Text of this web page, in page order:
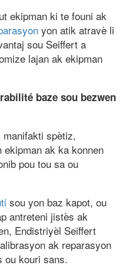
ekipman ki te founi ak
yon atik atravè li
sou Seiffert a
lajan ak ekipman
baze sou bezwen
spètiz,
ak ka konnen
pou tou sa ou
sou yon baz kapot, ou
antreteni jistès ak
Endistriyèl Seiffert
ak reparasyon
ou kouri sans.